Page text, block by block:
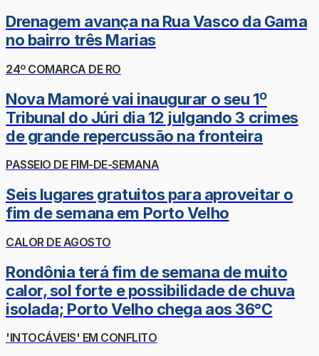
Drenagem avança na Rua Vasco da Gama
no bairro três Marias
24º COMARCA DE RO
Nova Mamoré vai inaugurar o seu 1º
Tribunal do Júri dia 12 julgando 3 crimes
de grande repercussão na fronteira
PASSEIO DE FIM-DE-SEMANA
Seis lugares gratuitos para aproveitar o
fim de semana em Porto Velho
CALOR DE AGOSTO
Rondônia terá fim de semana de muito
calor, sol forte e possibilidade de chuva
isolada; Porto Velho chega aos 36°C
'INTOCÁVEIS' EM CONFLITO